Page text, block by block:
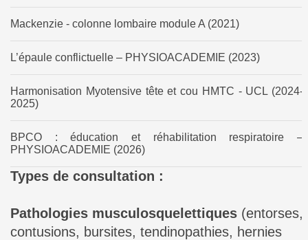
Mackenzie - colonne lombaire module A (2021)
L’épaule conflictuelle – PHYSIOACADEMIE (2023)
Harmonisation Myotensive tête et cou HMTC - UCL (2024-
2025)
BPCO : éducation et réhabilitation respiratoire –
PHYSIOACADEMIE (2026)
Types de consultation :
Pathologies musculosquelettiques (entorses,
contusions, bursites, tendinopathies, hernies